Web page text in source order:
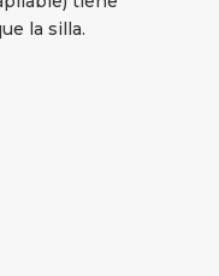
la silla.